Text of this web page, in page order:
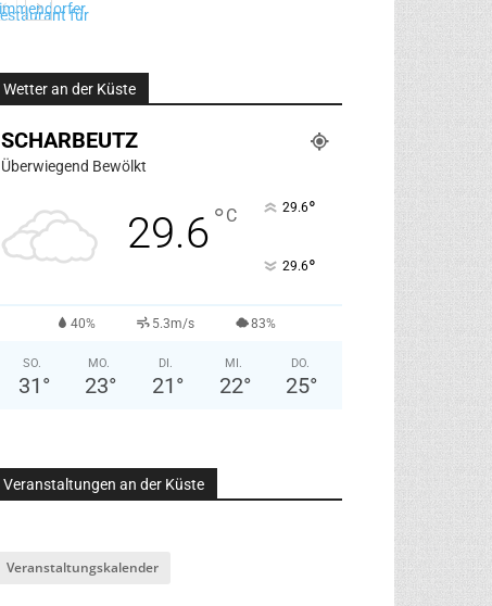
Wetter an der Küste
SCHARBEUTZ
Überwiegend Bewölkt
29.6°C 29.6°
29.6°
40% 5.3m/s 83%
SO.
31 °
MO.
23°
DI.
21 °
MI.
22°
DO.
25°
Veranstaltungen an der Küste
Veranstaltungskalender